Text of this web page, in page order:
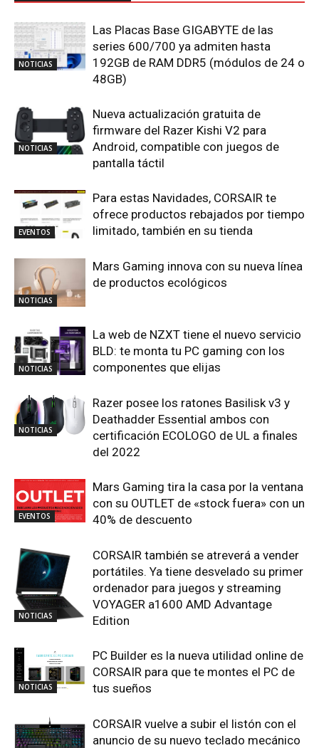
NOTICIAS
Las Placas Base GIGABYTE de las
series 600/700 ya admiten hasta
192GB de RAM DDR5 (módulos de 24 o
48GB)
NOTICIAS
Nueva actualización gratuita de
firmware del Razer Kishi V2 para
Android, compatible con juegos de
pantalla táctil
EVENTOS
Para estas Navidades, CORSAIR te
ofrece productos rebajados por tiempo
limitado, también en su tienda
NOTICIAS
Mars Gaming innova con su nueva línea
de productos ecológicos
NOTICIAS
La web de NZXT tiene el nuevo servicio
BLD: te monta tu PC gaming con los
componentes que elijas
NOTICIAS
Razer posee los ratones Basilisk v3 y
Deathadder Essential ambos con
certificación ECOLOGO de UL a finales
del 2022
EVENTOS
Mars Gaming tira la casa por la ventana
con su OUTLET de «stock fuera» con un
40% de descuento
NOTICIAS
CORSAIR también se atreverá a vender
portátiles. Ya tiene desvelado su primer
ordenador para juegos y streaming
VOYAGER a1600 AMD Advantage
Edition
NOTICIAS
PC Builder es la nueva utilidad online de
CORSAIR para que te montes el PC de
tus sueños
CORSAIR vuelve a subir el listón con el
anuncio de su nuevo teclado mecánico